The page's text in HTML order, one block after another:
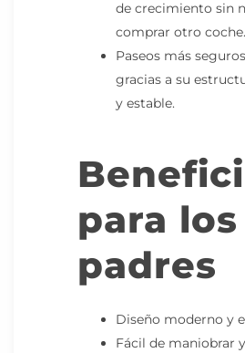
de crecimiento sin
comprar otro coche.
Paseos más
gracias a su
y estable.
para los
padres
Diseño moderno y
Fácil de maniobrar